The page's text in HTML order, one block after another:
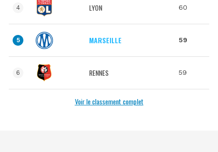
4 LYON 60
5 MARSEILLE 59
6 RENNES 59
Voir le classement complet